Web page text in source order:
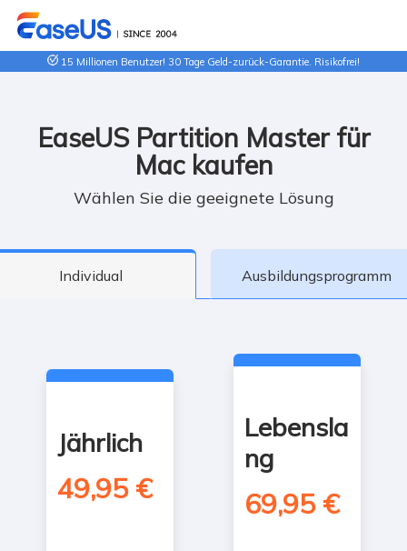
15 Millionen Benutzer! 30 Tage Geld-zurück-Garantie. Risikofrei!
EaseUS Partition Master für
Mac kaufen
Wählen Sie die geeignete Lösung
Individual Ausbildungsprogramm
Jährlich
49,95 €
Lebensla
ng
69,95 €